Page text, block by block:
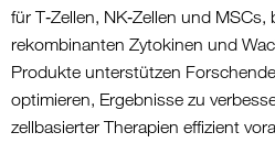
für T‑Zellen, NK‑Zellen und
rekombinanten Zytokinen und
Produkte unterstützen
optimieren, Ergebnisse zu
zellbasierter Therapien effizient